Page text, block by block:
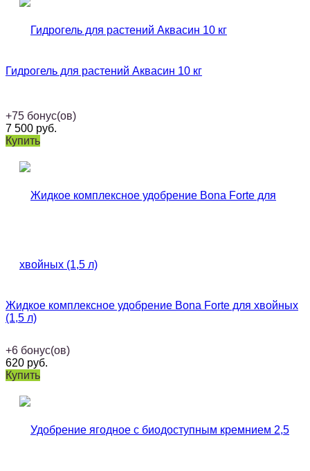
Гидрогель для растений Аквасин 10 кг
+75 бонус(ов)
7 500 руб.
Купить
Жидкое комплексное удобрение Bona Forte для хвойных
(1,5 л)
+6 бонус(ов)
620 руб.
Купить